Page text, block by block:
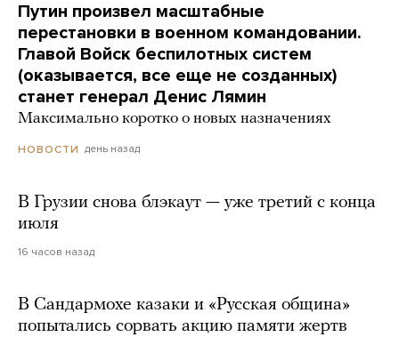
Путин произвел масштабные
перестановки в военном командовании.
Главой Войск беспилотных систем
(оказывается, все еще не созданных)
станет генерал Денис Лямин
Максимально коротко о новых назначениях
НОВОСТИ день назад
В Грузии снова блэкаут — уже третий с конца
июля
16 часов назад
В Сандармохе казаки и «Русская община»
попытались сорвать акцию памяти жертв